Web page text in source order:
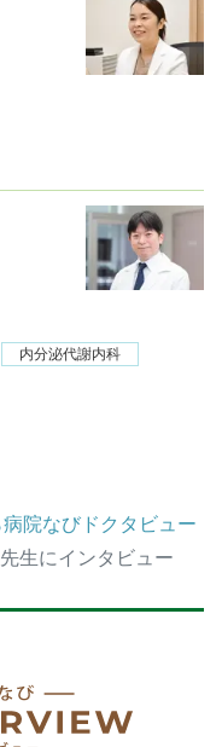
内分泌代謝内科
院なびドクタビュー
生にインタビュー